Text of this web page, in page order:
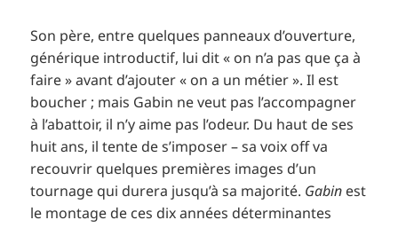
Son père, entre quelques panneaux d’ouverture,
générique introductif, lui dit « on n’a pas que ça à
faire » avant d’ajouter « on a un métier ». Il est
boucher ; mais Gabin ne veut pas l’accompagner
à l’abattoir, il n’y aime pas l’odeur. Du haut de ses
huit ans, il tente de s’imposer – sa voix off va
recouvrir quelques premières images d’un
tournage qui durera jusqu’à sa majorité. Gabin est
le montage de ces dix années déterminantes